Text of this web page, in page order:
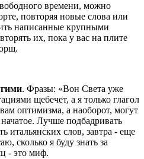
времени, можно
повторяя новые слова или
написанные крупными
их, пока у вас на плите
. Фразы: «Вон Света уже
щебечет, а я только глагол
оптимизма, а наоборот, могут
Лучше подбадривать
итальянских слов, завтра - еще
сколько я буду знать за
- это миф.